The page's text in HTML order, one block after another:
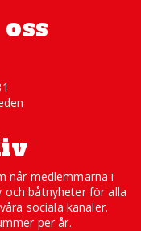
når medlemmarna i
och båtnyheter för alla
sociala kanaler.
per år.